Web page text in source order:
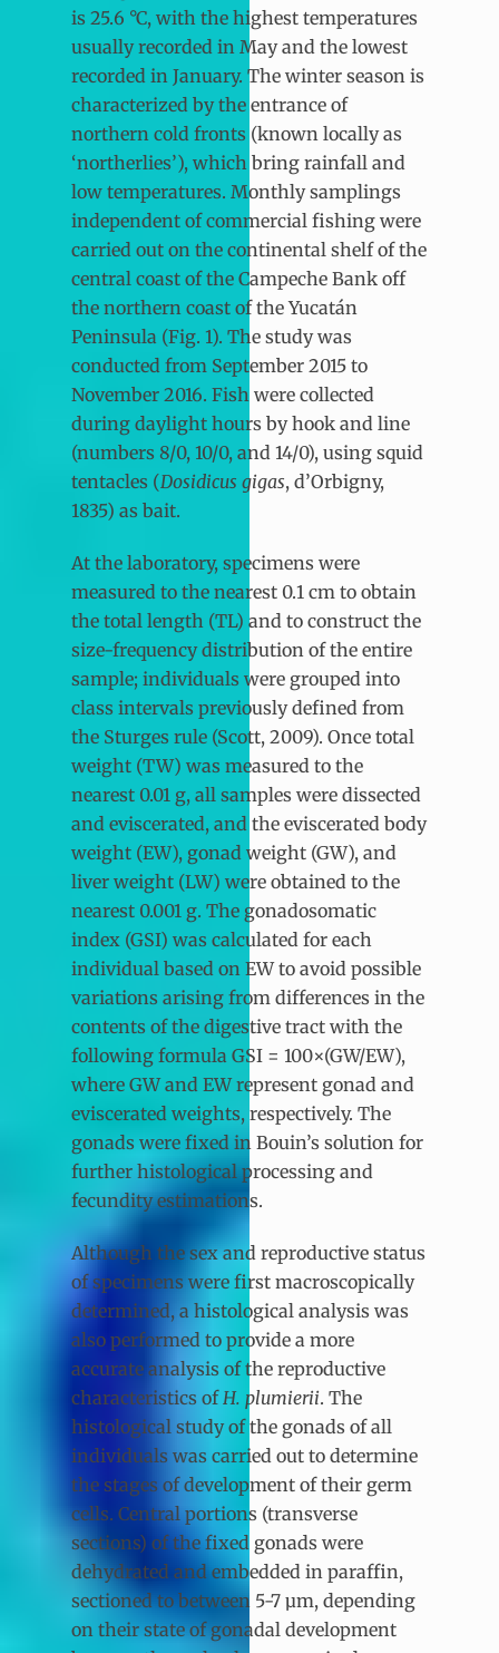
is 25.6 °C, with the highest temperatures
usually recorded in May and the lowest
recorded in January. The winter season is
characterized by the entrance of
northern cold fronts (known locally as
‘northerlies’), which bring rainfall and
low temperatures. Monthly samplings
independent of commercial fishing were
carried out on the continental shelf of the
central coast of the Campeche Bank off
the northern coast of the Yucatán
Peninsula (Fig. 1). The study was
conducted from September 2015 to
November 2016. Fish were collected
during daylight hours by hook and line
(numbers 8/0, 10/0, and 14/0), using squid
tentacles (Dosidicus gigas, d’Orbigny,
1835) as bait.
At the laboratory, specimens were
measured to the nearest 0.1 cm to obtain
the total length (TL) and to construct the
size-frequency distribution of the entire
sample; individuals were grouped into
class intervals previously defined from
the Sturges rule (Scott, 2009). Once total
weight (TW) was measured to the
nearest 0.01 g, all samples were dissected
and eviscerated, and the eviscerated body
weight (EW), gonad weight (GW), and
liver weight (LW) were obtained to the
nearest 0.001 g. The gonadosomatic
index (GSI) was calculated for each
individual based on EW to avoid possible
variations arising from differences in the
contents of the digestive tract with the
following formula GSI = 100×(GW/EW),
where GW and EW represent gonad and
eviscerated weights, respectively. The
gonads were fixed in Bouin’s solution for
further histological processing and
fecundity estimations.
Although the sex and reproductive status
of specimens were first macroscopically
determined, a histological analysis was
also performed to provide a more
accurate analysis of the reproductive
characteristics of H. plumierii. The
histological study of the gonads of all
individuals was carried out to determine
the stages of development of their germ
cells. Central portions (transverse
sections) of the fixed gonads were
dehydrated and embedded in paraffin,
sectioned to between 5-7 µm, depending
on their state of gonadal development